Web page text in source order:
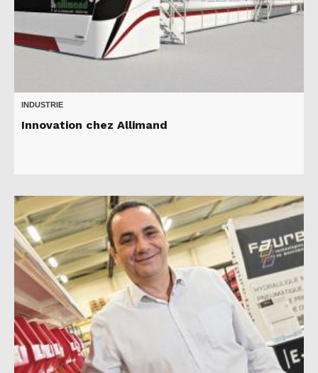
INDUSTRIE
Innovation chez Allimand